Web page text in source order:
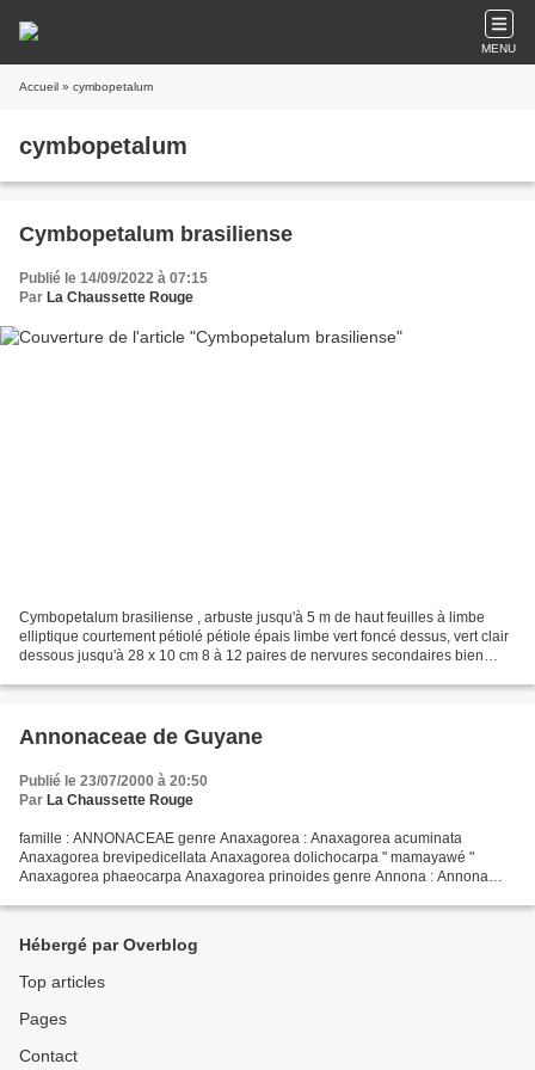
MENU
Accueil » cymbopetalum
cymbopetalum
Cymbopetalum brasiliense
Publié le 14/09/2022 à 07:15
Par La Chaussette Rouge
Cymbopetalum brasiliense , arbuste jusqu'à 5 m de haut feuilles à limbe
elliptique courtement pétiolé pétiole épais limbe vert foncé dessus, vert clair
dessous jusqu'à 28 x 10 cm 8 à 12 paires de nervures secondaires bien
Annonaceae de Guyane
Publié le 23/07/2000 à 20:50
Par La Chaussette Rouge
famille : ANNONACEAE genre Anaxagorea : Anaxagorea acuminata
Anaxagorea brevipedicellata Anaxagorea dolichocarpa " mamayawé "
Anaxagorea phaeocarpa Anaxagorea prinoides genre Annona : Annona
Hébergé par Overblog
Top articles
Pages
Contact